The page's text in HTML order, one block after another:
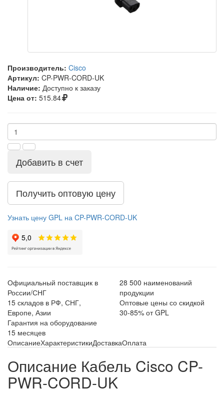
Производитель: Cisco
Артикул: CP-PWR-CORD-UK
Наличие: Доступно к заказу
Цена от: 515.84
Добавить в счет
Получить оптовую цену
Узнать цену GPL на CP-PWR-CORD-UK
Официальный поставщик в
России/СНГ
28 500 наименований
продукции
15 складов в РФ, СНГ,
Европе, Азии
Оптовые цены со скидкой
30-85% от GPL
Гарантия на оборудование
15 месяцев
ОписаниеХарактеристикиДоставкаОплата
Описание Кабель Cisco CP-
PWR-CORD-UK